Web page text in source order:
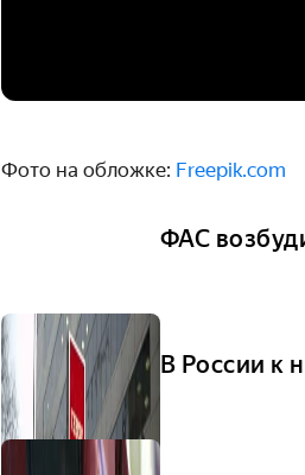
Фото на обложке: Freepik.com
ФАС
В России к